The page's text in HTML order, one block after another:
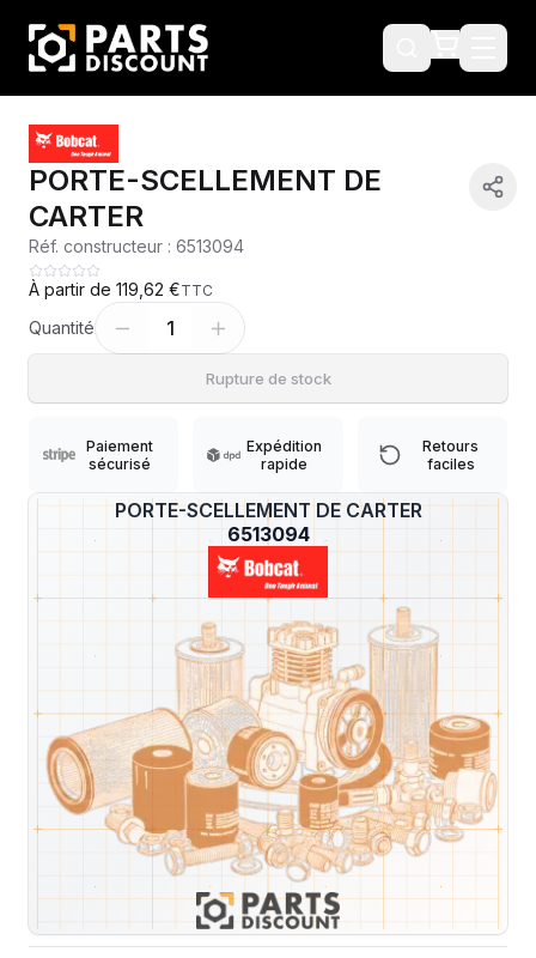
?
PORTE-SCELLEMENT DE CARTER
6513094
PORTE-SCELLEMENT DE
CARTER
Réf. constructeur : 6513094
À partir de 119,62 €TTC
Quantité 1
Rupture de stock
Paiement
sécurisé
Expédition
rapide
Retours
faciles
Machines compatibles
Expédition et Retours
sous 48-
72h
—
Sous réserve de disponibilité des stocks.
Livraison estimée 24h/48h par les
transporteurs.
France
métropolitaine
Livraison exclusivement en France
métropolitaine (hors Corse et DOM-
TOM).
totale
Pas de surprise : le coût exact est
calculé selon le poids et le volume de
votre commande avant paiement.